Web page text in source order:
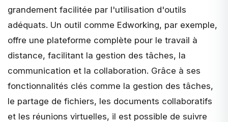
grandement facilitée par l'utilisation d'outils
adéquats. Un outil comme Edworking, par exemple,
offre une plateforme complète pour le travail à
distance, facilitant la gestion des tâches, la
communication et la collaboration. Grâce à ses
fonctionnalités clés comme la gestion des tâches,
le partage de fichiers, les documents collaboratifs
et les réunions virtuelles, il est possible de suivre